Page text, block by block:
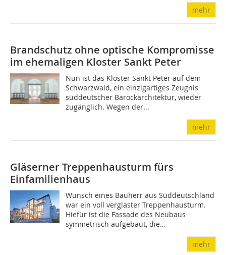
mehr
Brandschutz ohne optische Kompromisse
im ehemaligen Kloster Sankt Peter
Nun ist das Kloster Sankt Peter auf dem
Schwarzwald, ein einzigartiges Zeugnis
süddeutscher Barockarchitektur, wieder
zugänglich. Wegen der...
mehr
Gläserner Treppenhausturm fürs
Einfamilienhaus
Wunsch eines Bauherr aus Süddeutschland
war ein voll verglaster Treppenhausturm.
Hiefür ist die Fassade des Neubaus
symmetrisch aufgebaut, die...
mehr